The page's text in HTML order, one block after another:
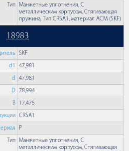
Тип Манжетные уплотнения, С
металлическим корпусом, Стягивающая
пружина, Тип CRSA1, материал ACM (SKF)
18983
SKF
d1 47,981
d 47,981
D 78,994
B 17,475
CRSA1
P
Тип Манжетные уплотнения, С
металлическим корпусом, Стягивающая